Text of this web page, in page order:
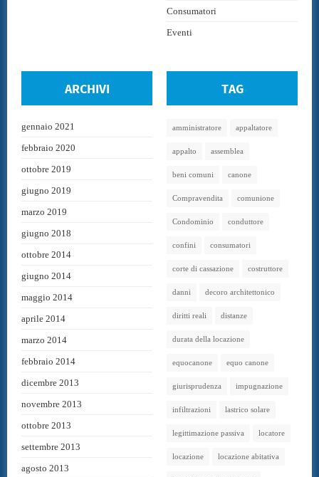
Consumatori
Eventi
ARCHIVI
gennaio 2021
febbraio 2020
ottobre 2019
giugno 2019
marzo 2019
giugno 2018
ottobre 2014
giugno 2014
maggio 2014
aprile 2014
marzo 2014
febbraio 2014
dicembre 2013
novembre 2013
ottobre 2013
settembre 2013
agosto 2013
TAG
amministratore appaltatore
appalto assemblea
beni comuni canone
Compravendita comunione
Condominio conduttore
confini consumatori
corte di cassazione costruttore
danni decoro architettonico
diritti reali distanze
durata della locazione
equocanone equo canone
giurisprudenza impugnazione
infiltrazioni lastrico solare
legittimazione passiva locatore
locazione locazione abitativa